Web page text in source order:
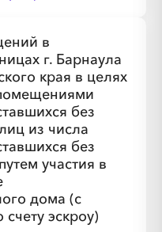
в
г. Барнаула
края в целях
без
из числа
без
участия в
дома (с
эскроу)